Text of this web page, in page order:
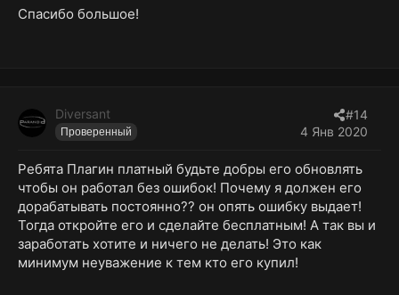
Спасибо большое!
Diversant
Проверенный 4 Янв 2020
#14
Ребята Плагин платный будьте добры его обновлять
чтобы он работал без ошибок! Почему я должен его
дорабатывать постоянно?? он опять ошибку выдает!
Тогда откройте его и сделайте бесплатным! А так вы и
заработать хотите и ничего не делать! Это как
минимум неуважение к тем кто его купил!